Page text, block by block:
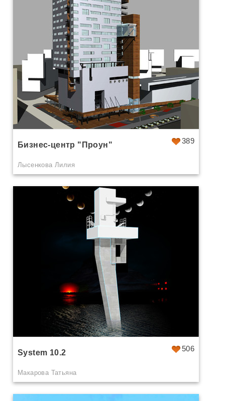
389
Бизнес-центр "Проун"
Лысенкова Лилия
506
System 10.2
Макарова Татьяна